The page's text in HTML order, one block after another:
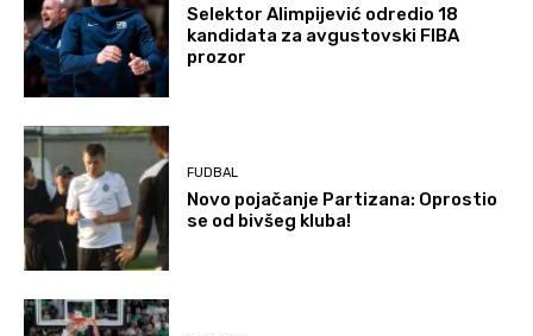
Selektor Alimpijević odredio 18
kandidata za avgustovski FIBA
prozor
FUDBAL
Novo pojačanje Partizana: Oprostio
se od bivšeg kluba!